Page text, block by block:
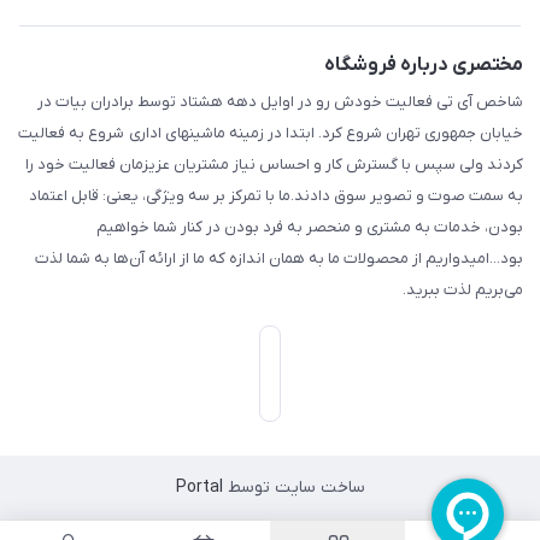
مختصری درباره فروشگاه
شاخص آی تی فعالیت خودش رو در اوایل دهه هشتاد توسط برادران بیات در
خیابان جمهوری تهران شروع کرد. ابتدا در زمینه ماشینهای اداری شروع به فعالیت
کردند ولی سپس با گسترش کار و احساس نیاز مشتریان عزیزمان فعالیت خود را
به سمت صوت و تصویر سوق دادند.ما با تمرکز بر سه ویژگی، یعنی: قابل اعتماد
بودن، خدمات به مشتری و منحصر به فرد بودن در کنار شما خواهیم
بود...امیدواریم از محصولات ما به همان اندازه که ما از ارائه آن‌ها به شما لذت
می‌‌بریم لذت ببرید.
ساخت سایت توسط Portal